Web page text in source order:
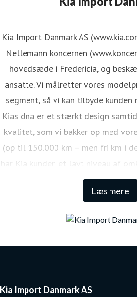
Læs mere
Kia Import Danmark AS
Nellemann koncernen
hovedsæde i Fredericia, og
ansatte. Vi målretter vores
segment, så vi kan tilbyde kunden
Kias dna er et stærkt design
kvalitet, som vi bakker op med
(op til 150.000 km – men fri km i
har Kia kunden et lavt niveau af
Den lange garanti sikrer
restværdier i
Kia Import Danmark AS